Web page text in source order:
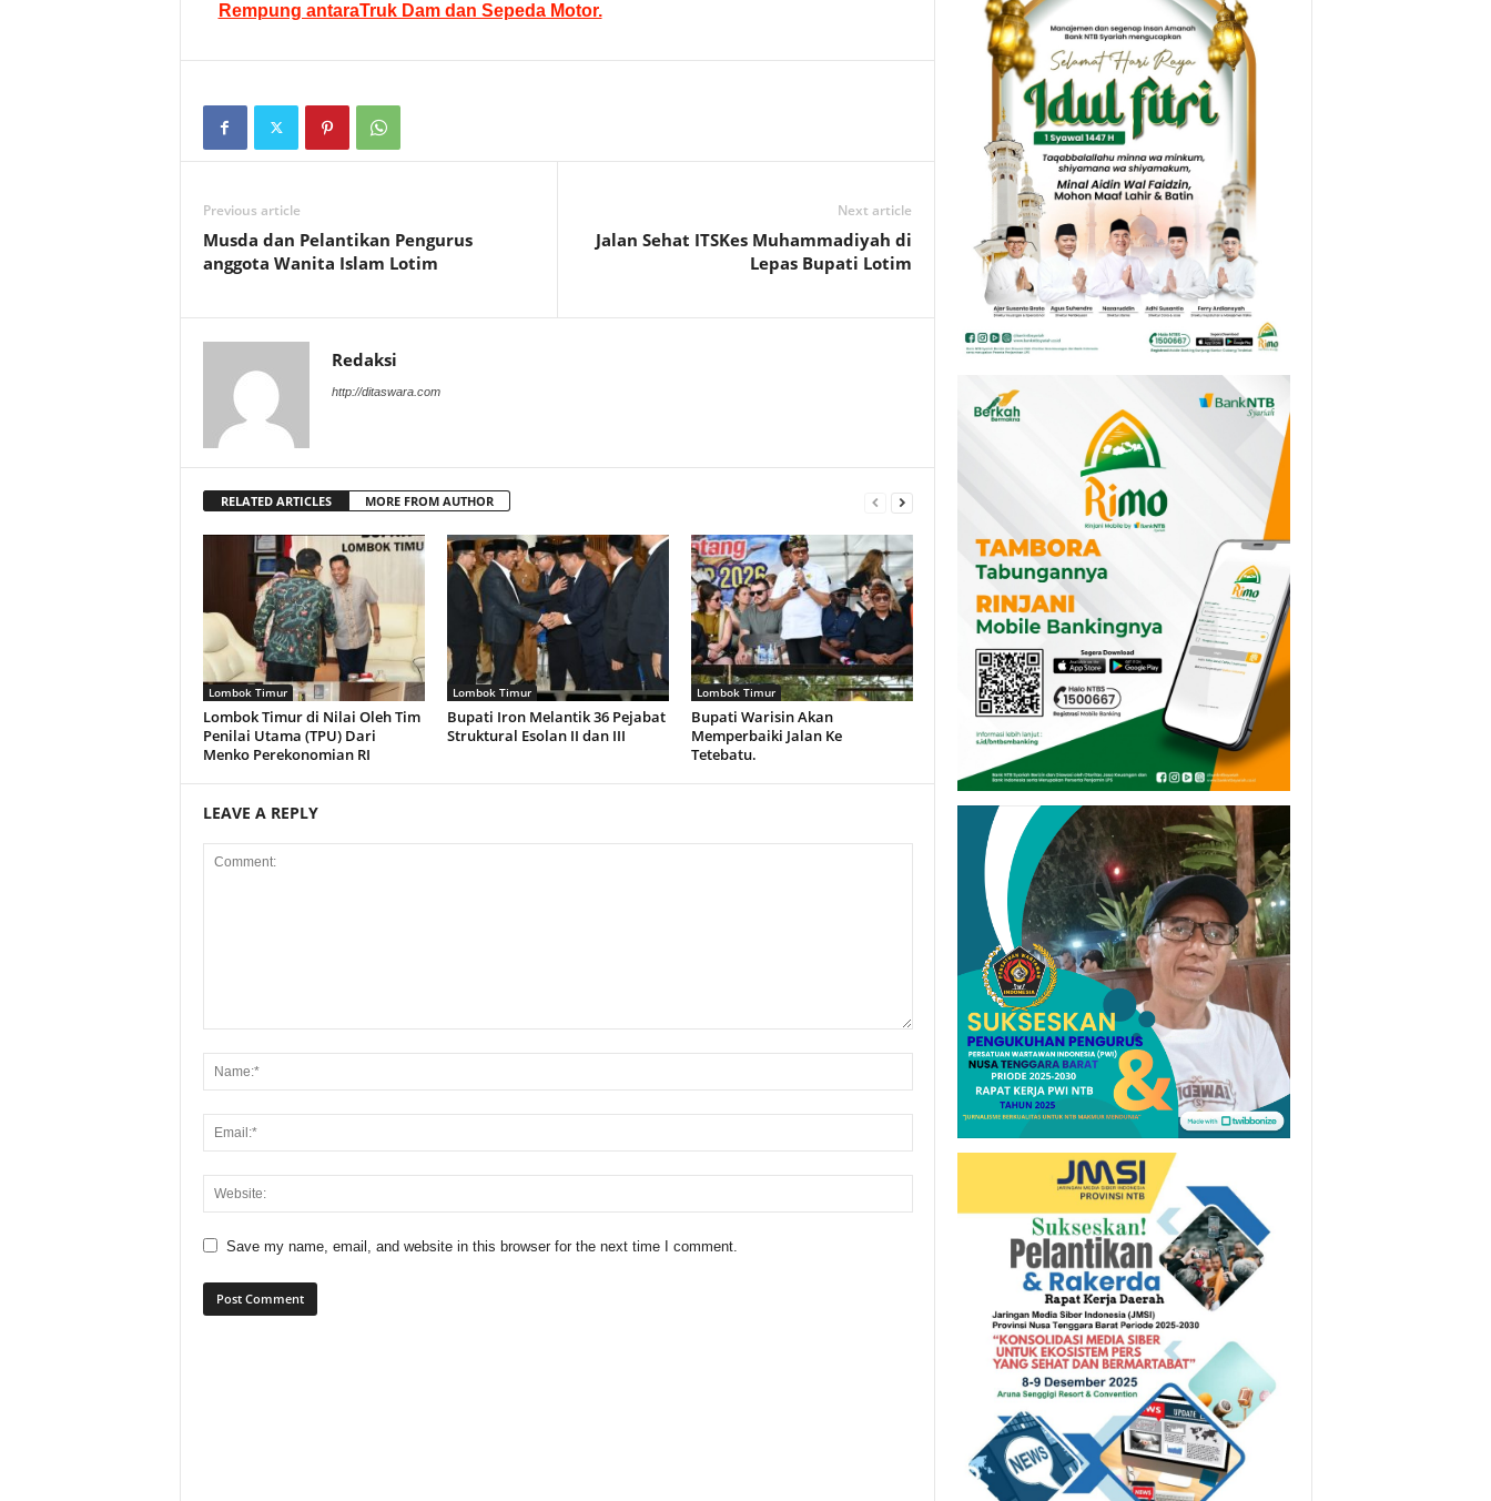
Rempung antaraTruk Dam dan Sepeda Motor.
Previous article
Musda dan Pelantikan Pengurus
anggota Wanita Islam Lotim
Next article
Jalan Sehat ITSKes Muhammadiyah di
Lepas Bupati Lotim
Redaksi
http://ditaswara.com
RELATED ARTICLES MORE FROM AUTHOR
Lombok Timur
Lombok Timur di Nilai Oleh Tim
Penilai Utama (TPU) Dari
Menko Perekonomian RI
Lombok Timur
Bupati Iron Melantik 36 Pejabat
Struktural Esolan II dan III
Lombok Timur
Bupati Warisin Akan
Memperbaiki Jalan Ke
Tetebatu.
LEAVE A REPLY
Save my name, email, and website in this browser for the next time I comment.